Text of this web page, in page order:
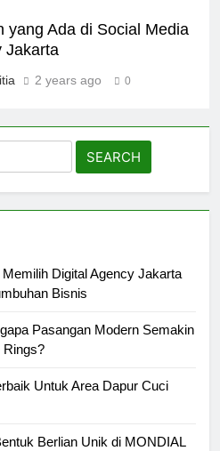
yang Ada di Social Media
Jakarta
2 years ago 0
Digital Agency Jakarta
Bisnis
Pasangan Modern Semakin
Rings?
Untuk Area Dapur Cuci
Berlian Unik di MONDIAL